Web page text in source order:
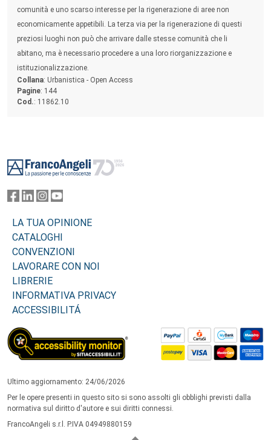
comunità e uno scarso interesse per la rigenerazione di aree non
economicamente appetibili. La terza via per la rigenerazione di questi
preziosi luoghi non può che arrivare dalle stesse comunità che li
abitano, ma è necessario procedere a una loro riorganizzazione e
istituzionalizzazione.
Collana: Urbanistica - Open Access
Pagine: 144
Cod.: 11862.10
LA TUA OPINIONE
CATALOGHI
CONVENZIONI
LAVORARE CON NOI
LIBRERIE
INFORMATIVA PRIVACY
ACCESSIBILITÁ
Ultimo aggiornamento: 24/06/2026
Per le opere presenti in questo sito si sono assolti gli obblighi previsti dalla
normativa sul diritto d'autore e sui diritti connessi.
FrancoAngeli s.r.l. P.IVA 04949880159